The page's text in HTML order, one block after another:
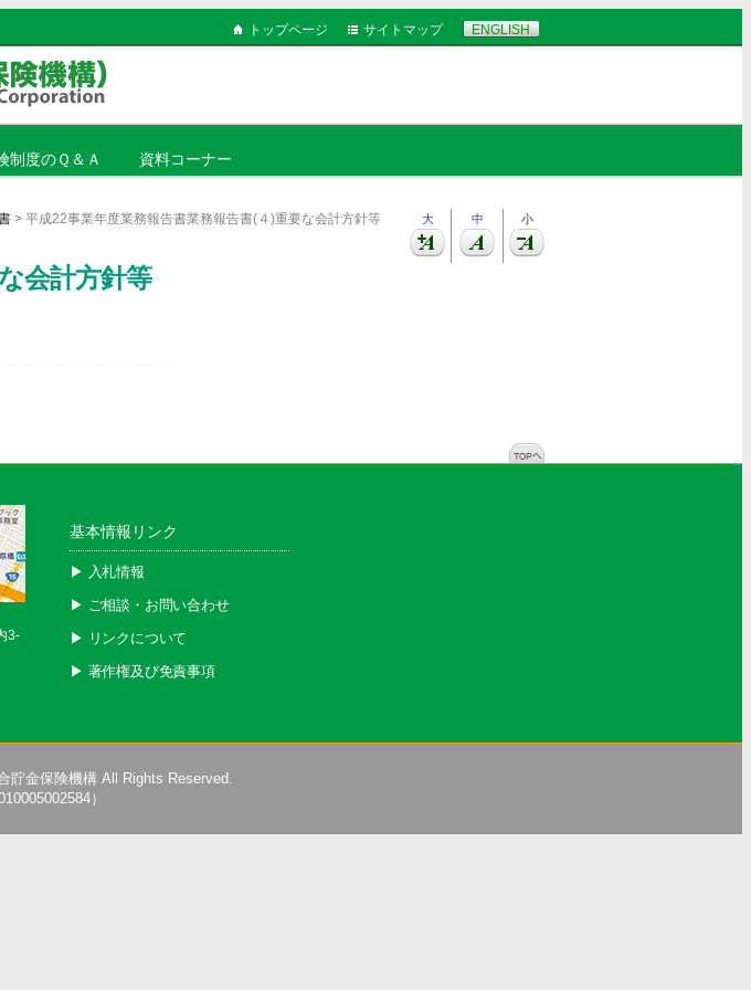
トップページ サイトマップ ENGLISH
制度のＱ＆Ａ 資料コーナー
> 平成22事業年度業務報告書業務報告書(４)重要な会計方針等
会計方針等
大 中 小
3-
基本情報リンク
▶︎ 入札情報
▶︎ ご相談・お問い合わせ
▶︎ リンクについて
▶︎ 著作権及び免責事項
貯金保険機構All Rights Reserved.
）